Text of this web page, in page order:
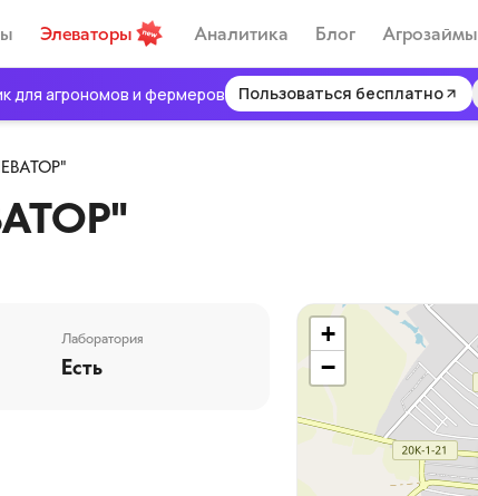
для агрономов и фермеров Пользоваться бесплатно
Элеваторы Аналитика Блог Агрозаймы
Лаборатория
Есть
+
−